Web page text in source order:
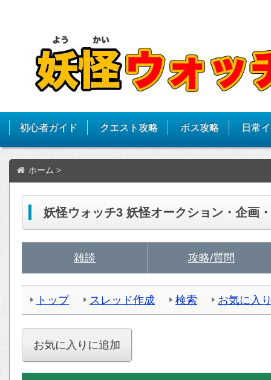
初心者ガイド クエスト攻略 ボス攻略 日常
ホーム >
妖怪ウォッチ3 妖怪オークション・企画
雑談 攻略/質問
トップ スレッド作成 検索 お気に入